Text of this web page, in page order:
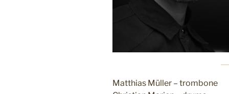
Matthias Müller – trombone